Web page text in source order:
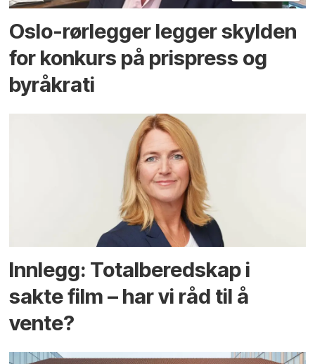
Oslo-rørlegger legger skylden
for konkurs på prispress og
byråkrati
Innlegg: Totalberedskap i
sakte film – har vi råd til å
vente?